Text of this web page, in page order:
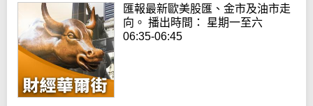
匯報最新歐美股匯、金市及油市走
向。 播出時間： 星期一至六
06:35-06:45